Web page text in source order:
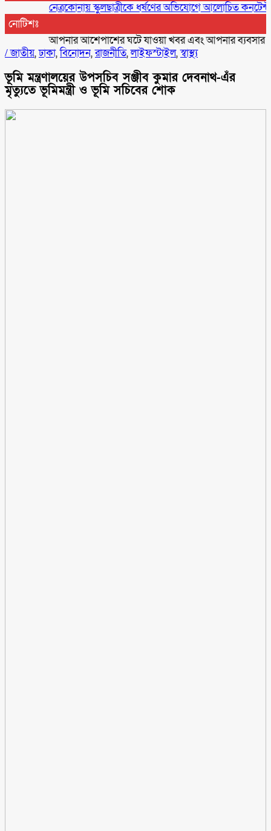
নেত্রকোনায় স্কুলছাত্রীকে ধর্ষণের অভিযোগে আলোচিত কনটেন্ট
নোটিশঃ
আপনার আশেপাশের ঘটে যাওয়া খবর এবং আপনার ব্যবসার
/জাতীয়,ঢাকা,বিনোদন,রাজনীতি,লাইফস্টাইল,স্বাস্থ্য
ভূমি মন্ত্রণালয়ের উপসচিব সঞ্জীব কুমার দেবনাথ-এঁর
মৃত্যুতে ভূমিমন্ত্রী ও ভূমি সচিবের শোক